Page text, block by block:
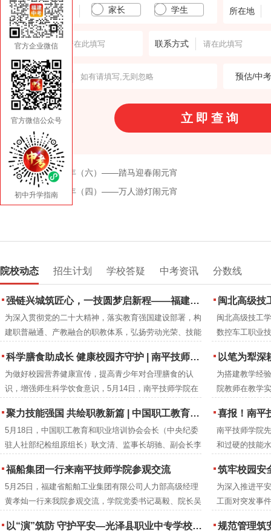
填报人身份 家长 学生 所在地
输入姓名 联系方式
意向学校 预估/中
上一篇:“艺”起过大年（六）——踏马迎春闹元宵
下一篇:“艺”起过大年（四）——万人游灯闹元宵
院校动态 招生计划 学校答疑 中考资讯 分数线
强链兴城筑匠心，一技圆梦启新程——福建建筑学校2026年职业教育活动周圆满落幕
为深入贯彻党的二十大精神，落实教育强国建设部署，构
建职普融通、产教融合的职教体系，弘扬劳动光荣、技能
活动周“一技在手，一生无忧”主题与福建省“强链·兴城·圆
梦”分主题，福建建筑学校举办职业教育活动周系列特色
活动。
闽北高级技
闽北高级技工
数控车工职业
科学膳食助成长 健康校园齐守护 | 南平技师学院成功举办食品营养周知识讲座
为做好校园营养健康宣传，提高青少年对合理膳食的认
识，增强师生科学饮食意识，5月14日，南平技师学院在
会会长、注册营养师刘彦雯担任主讲人。
以笔为犁深耕教改沃土 匠
为搭建教学经
院教师在教学
学院教研室组
编工作。历时
成册推广交流。
聚力技能强国 共绘职教新篇 | 中国职工教育和职业培训协会莅临南平技师学院调研指导
5月18日，中国职工教育和职业培训协会会长（中央纪委
驻人社部纪检组原组长）耿文清、监事长胡驰、副会长李
学院调研指导。南平市人民政府党组成员、副市长杨新
强，市人力资源和社会保障局党组成员、副局长吴邦建，
学院党委书记葛毅，院长吴瑞通等领导陪同考察。
喜报！南平技师
南平技师学院
和过硬的技能
福船集团一行来南平技师学院参观交流
5月25日，福建省船舶工业集团有限公司人力部高级经理
黄孝灿一行来我院参观交流，学院党委书记葛毅、院长吴
筑牢校园安全防线 提升教职工
为深入推进平
工面对突发事
以“演”筑防 守护平安—光泽县职业中专学校扎实开展夜间消防逃生演练 规范管理筑安全 凝
官方企业微信
官方微信公众号
初中升学指南